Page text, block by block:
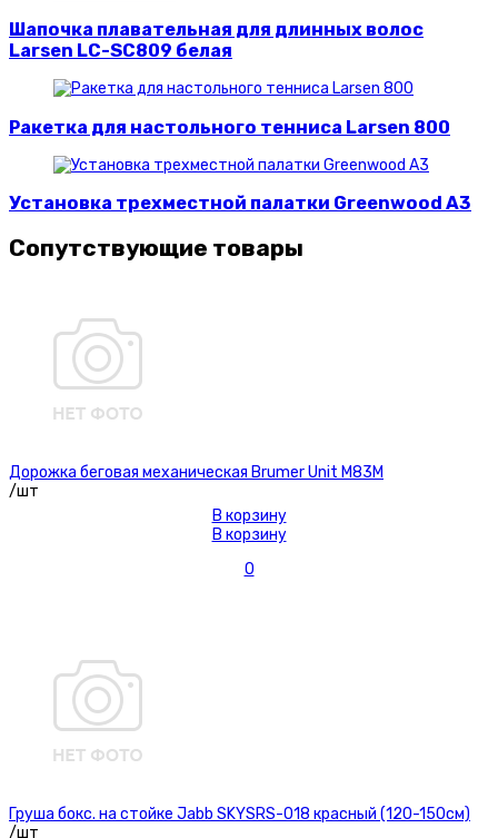
Шапочка плавательная для длинных волос
Larsen LC-SC809 белая
Ракетка для настольного тенниса Larsen 800
Установка трехместной палатки Greenwood A3
Сопутствующие товары
Дорожка беговая механическая Brumer Unit M83M
/шт
В корзину
В корзину
0
Груша бокс. на стойке Jabb SKYSRS-018 красный (120-150см)
/шт